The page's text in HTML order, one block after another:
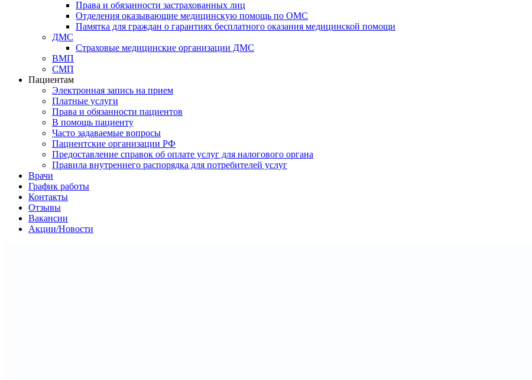
Права и обязанности застрахованных лиц
Отделения оказывающие медицинскую помощь по ОМС
Памятка для граждан о гарантиях бесплатного оказания медицинской помощи
ДМС
Страховые медицинские организации ДМС
ВМП
СМП
Пациентам
Электронная запись на прием
Платные услуги
Права и обязанности пациентов
В помощь пациенту
Часто задаваемые вопросы
Пациентские организации РФ
Предоставление справок об оплате услуг для налогового органа
Правила внутреннего распорядка для потребителей услуг
Врачи
График работы
Контакты
Отзывы
Вакансии
Акции/Новости